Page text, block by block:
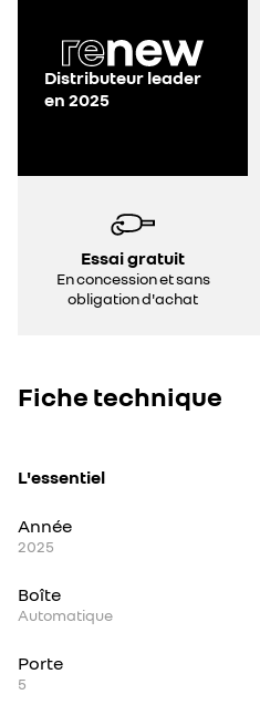
Distributeur leader
en 2025
Essai gratuit
En concession et sans
obligation d'achat
Fiche technique
L'essentiel
Année
2025
Boîte
Automatique
Porte
5